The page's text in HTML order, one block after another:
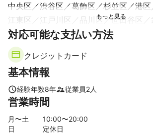
中央区
渋谷区 葛飾区 杉並区 港区
江東区
江戸川区 品川区 世田谷区
西東京市
三鷹市 清瀬市 調布市
東久留米市
府中市
国分寺市 稲城市
立川市
武蔵村山市
羽村市
町田市 八王子市
日の出町
【千葉県】
市川市 松戸市
対応可能な支払い方法
クレジットカード
基本情報
経験年数8年 従業員2人
営業時間
月〜土 10:00〜20:00
日
定休日